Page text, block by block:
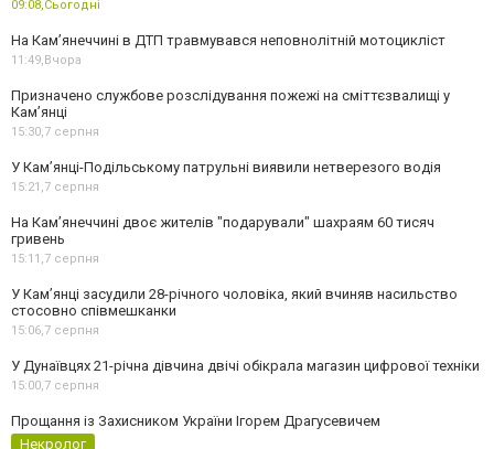
09:08,Сьогодні
На Кам’янеччині в ДТП травмувався неповнолітній мотоцикліст
11:49,Вчора
Призначено службове розслідування пожежі на сміттєзвалищі у
Кам’янці
15:30,7 серпня
У Кам’янці-Подільському патрульні виявили нетверезого водія
15:21,7 серпня
На Камʼянеччині двоє жителів "подарували" шахраям 60 тисяч
гривень
15:11,7 серпня
У Камʼянці засудили 28-річного чоловіка, який вчиняв насильство
стосовно співмешканки
15:06,7 серпня
У Дунаївцях 21-річна дівчина двічі обікрала магазин цифрової техніки
15:00,7 серпня
Прощання із Захисником України Ігорем Драгусевичем
Некролог